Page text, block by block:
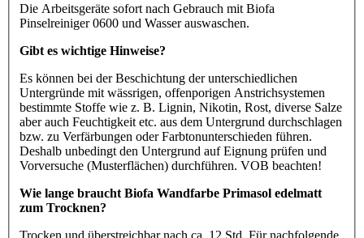
Die Arbeitsgeräte sofort nach Gebrauch mit Biofa
Pinselreiniger 0600 und Wasser auswaschen.
Gibt es wichtige Hinweise?
Es können bei der Beschichtung der unterschiedlichen
Untergründe mit wässrigen, offenporigen Anstrichsystemen
bestimmte Stoffe wie z. B. Lignin, Nikotin, Rost, diverse Salze
aber auch Feuchtigkeit etc. aus dem Untergrund durchschlagen
bzw. zu Verfärbungen oder Farbtonunterschieden führen.
Deshalb unbedingt den Untergrund auf Eignung prüfen und
Vorversuche (Musterflächen) durchführen. VOB beachten!
Wie lange braucht Biofa Wandfarbe Primasol edelmatt
zum Trocknen?
Trocken und überstreichbar nach ca. 12 Std. Für nachfolgende